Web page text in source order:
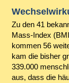
Zu den 41
Mass-Index
kommen 56
kam die bisher
339.000
aus, dass die